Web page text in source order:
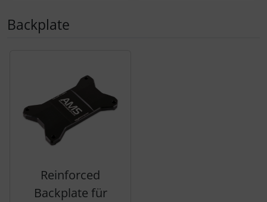
Backplate
Reinforced
Backplate für